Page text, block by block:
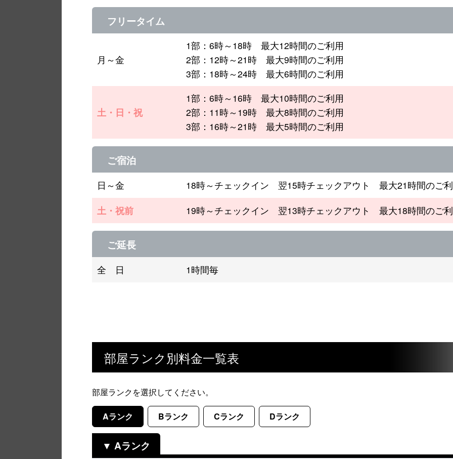
フリータイム
月～金
1部：6時～18時 最大12時間のご利用
2部：12時～21時 最大9時間のご利用
3部：18時～24時 最大6時間のご利用
土・日・祝
1部：6時～16時 最大10時間のご利用
2部：11時～19時 最大8時間のご利用
3部：16時～21時 最大5時間のご利用
ご宿泊
日～金
18時～チェックイン 翌15時チェックアウト 最大21時間のご
土・祝前
19時～チェックイン 翌13時チェックアウト 最大18時間のご
ご延長
全 日 1時間毎
部屋ランク別料金一覧表
部屋ランクを選択してください。
Aランク Bランク Cランク Dランク
Aランク